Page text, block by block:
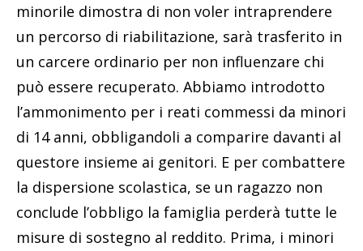
minorile dimostra di non voler intraprendere
un percorso di riabilitazione, sarà trasferito in
un carcere ordinario per non influenzare chi
può essere recuperato. Abbiamo introdotto
l’ammonimento per i reati commessi da minori
di 14 anni, obbligandoli a comparire davanti al
questore insieme ai genitori. E per combattere
la dispersione scolastica, se un ragazzo non
conclude l’obbligo la famiglia perderà tutte le
misure di sostegno al reddito. Prima, i minori